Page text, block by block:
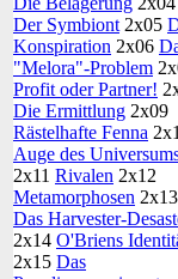
Der Symbiont 2x05
Konspiration 2x06
"Melora"-Problem
Profit oder Partner!
Die Ermittlung 2x09
Rästelhafte Fenna
Auge des
2x11 Rivalen 2x12
Metamorphosen 2x13
Das Harvester-
2x14 O'Briens
2x15 Das